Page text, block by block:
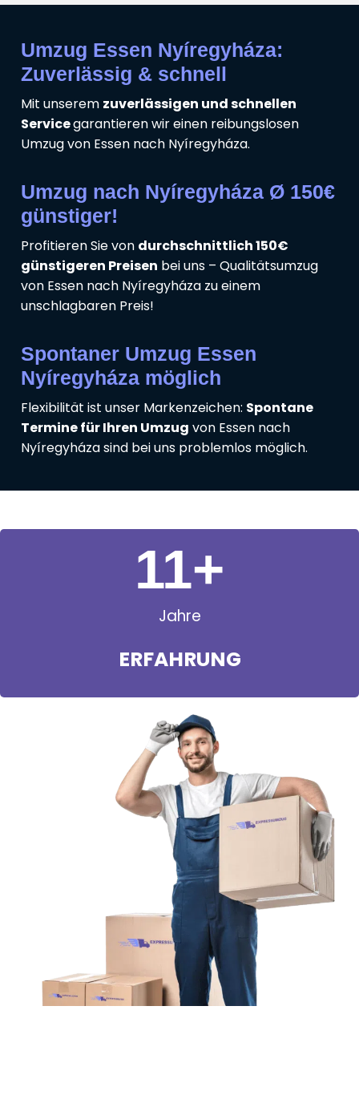
Umzug Essen Nyíregyháza:
Zuverlässig & schnell
Mit unserem zuverlässigen und schnellen
Servicegarantieren wir einen reibungslosen
Umzug von Essen nach Nyíregyháza.
Umzug nach Nyíregyháza Ø 150€
günstiger!
Profitieren Sie von durchschnittlich 150€
günstigeren Preisen bei uns – Qualitätsumzug
von Essen nach Nyíregyháza zu einem
unschlagbaren Preis!
Spontaner Umzug Essen
Nyíregyháza möglich
Flexibilität ist unser Markenzeichen: Spontane
Termine für Ihren Umzug von Essen nach
Nyíregyháza sind bei uns problemlos möglich.
Jahre
ERFAHRUNG
11+